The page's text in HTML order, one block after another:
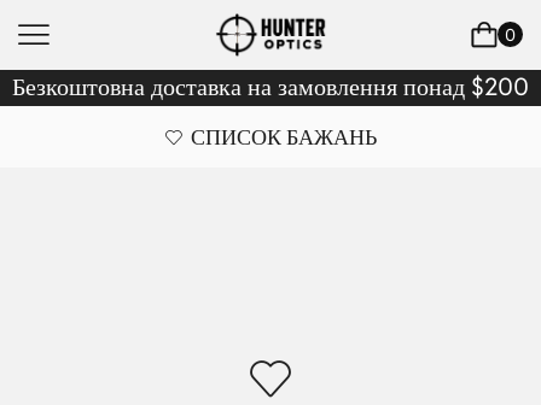
0
Безкоштовна доставка на замовлення понад $200
СПИСОК БАЖАНЬ